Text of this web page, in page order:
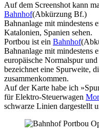
Auf dem Screenshot kann
Bahnhof(Abkürzung Bf.)
Bahnanlage mit mindestens
Katalonien, Spanien sehen.
Portbou ist ein Bahnhof
Bahnanlage mit mindestens
europäische Normalspur und
bezeichnet eine Spurweite,
zusammenkommen.
Auf der Karte habe ich
für Elektro-Steuerwagen
schwarze Linien dargestellt